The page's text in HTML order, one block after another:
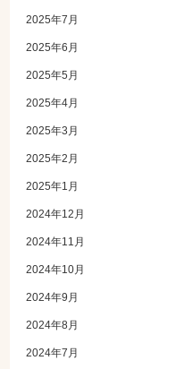
2025年7月
2025年6月
2025年5月
2025年4月
2025年3月
2025年2月
2025年1月
2024年12月
2024年11月
2024年10月
2024年9月
2024年8月
2024年7月